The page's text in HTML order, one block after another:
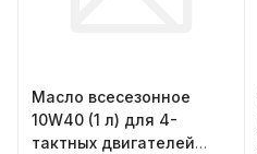
Масло всесезонное
10W40 (1 л) для 4-
тактных двигателей